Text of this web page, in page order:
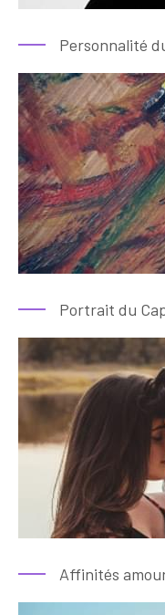
Personnalité
Portrait du
Affinités